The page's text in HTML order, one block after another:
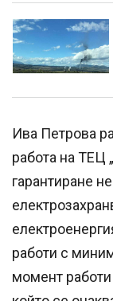
Ива Петрова
работа на ТЕЦ
гарантиране
работи с
момент